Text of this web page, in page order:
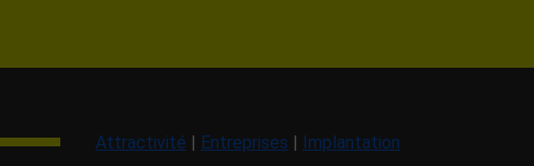
Attractivité | Entreprises | Implantation